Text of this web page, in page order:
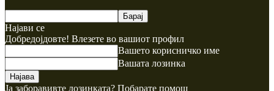
Најави се
Добредојдовте! Влезете во вашиот профил
Вашето корисничко име
Вашата лозинка
Ја заборавивте лозинката? Побарате помош